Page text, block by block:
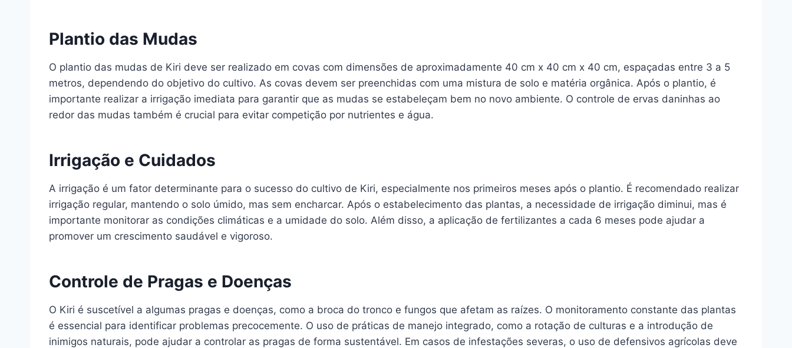
Plantio das Mudas
O plantio das mudas de Kiri deve ser realizado em covas com dimensões de aproximadamente 40 cm x 40 cm x 40 cm, espaçadas entre 3 a 5
metros, dependendo do objetivo do cultivo. As covas devem ser preenchidas com uma mistura de solo e matéria orgânica. Após o plantio, é
importante realizar a irrigação imediata para garantir que as mudas se estabeleçam bem no novo ambiente. O controle de ervas daninhas ao
redor das mudas também é crucial para evitar competição por nutrientes e água.
Irrigação e Cuidados
A irrigação é um fator determinante para o sucesso do cultivo de Kiri, especialmente nos primeiros meses após o plantio. É recomendado realizar
irrigação regular, mantendo o solo úmido, mas sem encharcar. Após o estabelecimento das plantas, a necessidade de irrigação diminui, mas é
importante monitorar as condições climáticas e a umidade do solo. Além disso, a aplicação de fertilizantes a cada 6 meses pode ajudar a
promover um crescimento saudável e vigoroso.
Controle de Pragas e Doenças
O Kiri é suscetível a algumas pragas e doenças, como a broca do tronco e fungos que afetam as raízes. O monitoramento constante das plantas
é essencial para identificar problemas precocemente. O uso de práticas de manejo integrado, como a rotação de culturas e a introdução de
inimigos naturais, pode ajudar a controlar as pragas de forma sustentável. Em casos de infestações severas, o uso de defensivos agrícolas deve